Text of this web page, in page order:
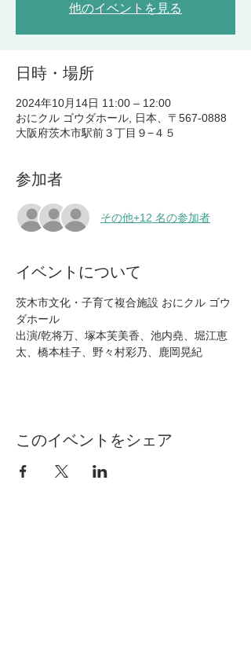
他のイベントを見る
日時・場所
2024年10月14日 11:00 – 12:00
おにクル ゴウダホール, 日本、〒567-0888
大阪府茨木市駅前３丁目９−４５
参加者
その他+12 名の参加者
イベントについて
茨木市文化・子育て複合施設 おにクル ゴウ
ダホール
出演/乾将万、塚本芙美香、池内堯、堀江恵
太、橋本桂子、野々村彩乃、鹿岡晃紀
このイベントをシェア